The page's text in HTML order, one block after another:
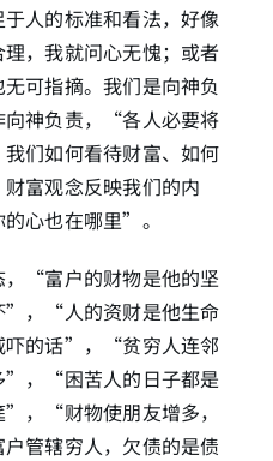
人的标准和看法，好像
，我就问心无愧；或者
可指摘。我们是向神负
向神负责，“各人必要将
们如何看待财富、如何
富观念反映我们的内
心也在哪里”。
“富户的财物是他的坚
”，“人的资财是他生命
吓的话”，“贫穷人连邻
”，“困苦人的日子都是
，“财物使朋友增多，
管辖穷人，欠债的是债